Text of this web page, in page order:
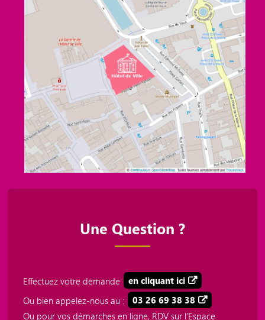
Une Question ?
Effectuez votre demande
en cliquant ici
Ou bien appelez-nous au :
03 26 69 38 38
Ou pour vos démarches en ligne, RDV sur l'Espace